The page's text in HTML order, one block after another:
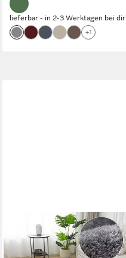
lieferbar - in 2-3 Werktagen bei dir
+1